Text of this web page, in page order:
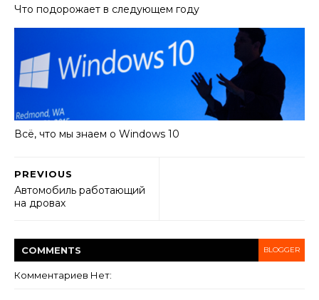
Что подорожает в следующем году
Всё, что мы знаем о Windows 10
PREVIOUS
Автомобиль работающий
на дровах
COMMENTS BLOGGER
Комментариев Нет: